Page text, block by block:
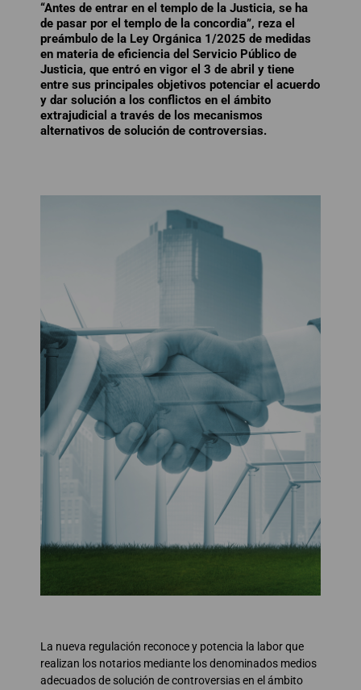
“Antes de entrar en el templo de la Justicia, se ha
de pasar por el templo de la concordia”, reza el
preámbulo de la Ley Orgánica 1/2025 de medidas
en materia de eficiencia del Servicio Público de
Justicia, que entró en vigor el 3 de abril y tiene
entre sus principales objetivos potenciar el acuerdo
y dar solución a los conflictos en el ámbito
extrajudicial a través de los mecanismos
alternativos de solución de controversias.
La nueva regulación reconoce y potencia la labor que
realizan los notarios mediante los denominados medios
adecuados de solución de controversias en el ámbito